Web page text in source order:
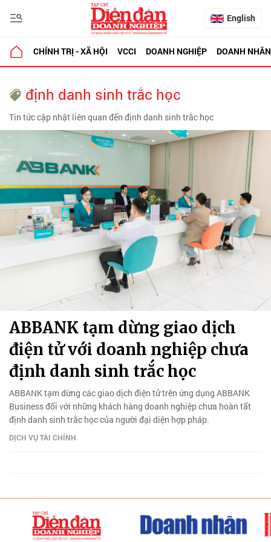
English
CHÍNH TRỊ - XÃ HỘI VCCI DOANH NGHIỆP DOANH NHÂN
định danh sinh trắc học
Tin tức cập nhật liên quan đến định danh sinh trắc học
ABBANK tạm dừng giao dịch
điện tử với doanh nghiệp chưa
định danh sinh trắc học
ABBANK tạm dừng các giao dịch điện tử trên ứng dụng ABBANK
Business đối với những khách hàng doanh nghiệp chưa hoàn tất
định danh sinh trắc học của người đại diện hợp pháp.
DỊCH VỤ TÀI CHÍNH